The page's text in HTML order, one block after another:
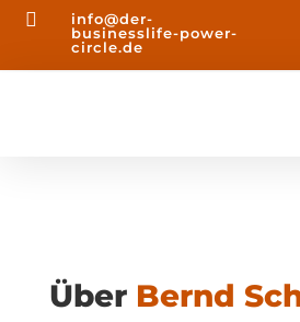

info@der-
businesslife-power-
circle.de
Über Bernd